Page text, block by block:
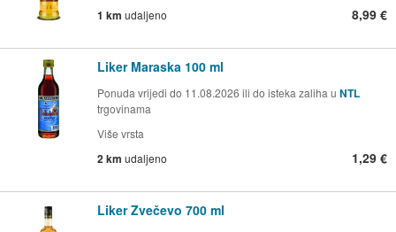
1 km udaljeno 8,99 €
Liker Maraska 100 ml
Ponuda vrijedi do 11.08.2026 ili do isteka zaliha u NTL
trgovinama
Više vrsta
2 km udaljeno 1,29 €
Liker Zvečevo 700 ml